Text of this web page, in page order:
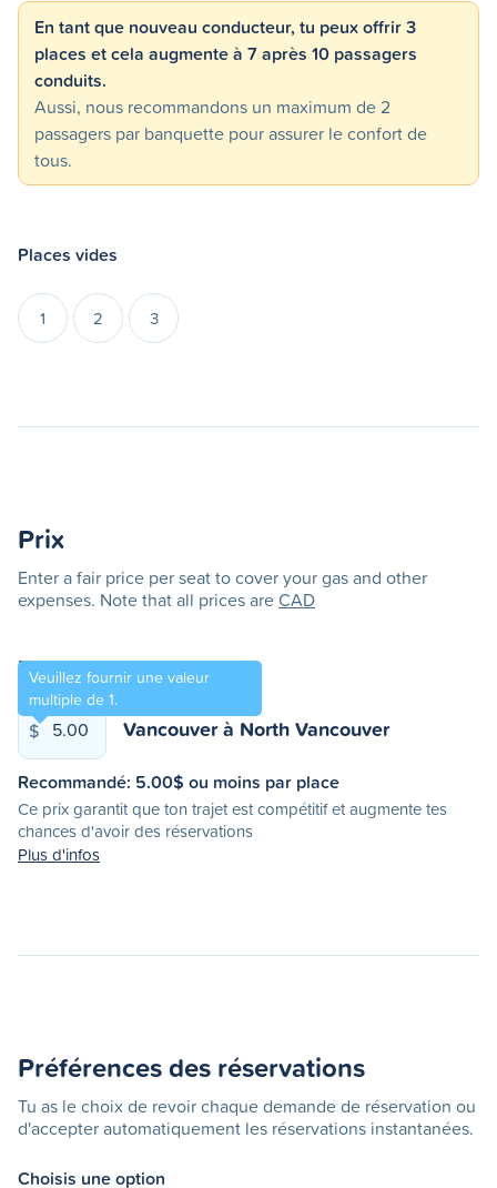
En tant que nouveau conducteur, tu peux offrir 3
places et cela augmente à 7 après 10 passagers
conduits.
Aussi, nous recommandons un maximum de 2
passagers par banquette pour assurer le confort de
tous.
Places vides
1 2 3
Prix
Enter a fair price per seat to cover your gas and other
expenses. Note that all prices areCAD
Prix par place
$
Veuillez fournir une valeur
multiple de 1.
Vancouverà North Vancouver
Recommandé: 5.00$ ou moins par place
Ce prix garantit que ton trajet est compétitif et augmente tes
chances d'avoir des réservations
Plus d'infos
Préférences des réservations
Tu as le choix de revoir chaque demande de réservation ou
d'accepter automatiquement les réservations instantanées.
Choisis une option